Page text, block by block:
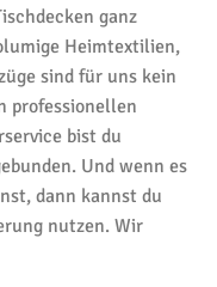
ganz
Heimtextilien,
sind für uns kein
professionellen
bist du
Und wenn es
dann kannst du
nutzen. Wir